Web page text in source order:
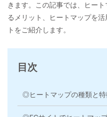
きます。この記事では、ヒー
るメリット、ヒートマップを
トをご紹介します。
目次
◎ヒートマップの種類と